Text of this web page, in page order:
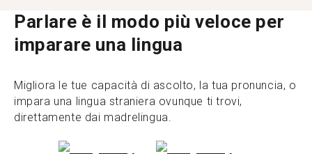
Parlare è il modo più veloce per
imparare una lingua
Migliora le tue capacità di ascolto, la tua pronuncia, o
impara una lingua straniera ovunque ti trovi,
direttamente dai madrelingua.